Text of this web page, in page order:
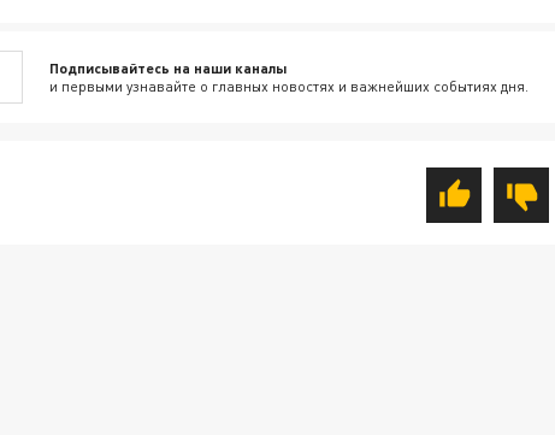
Подписывайтесь на наши каналы
и первыми узнавайте о главных новостях и важнейших событиях дня.